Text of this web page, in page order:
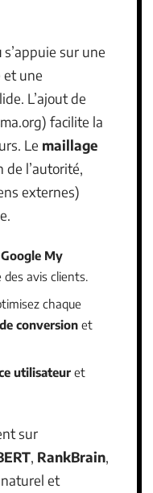
s’appuie sur une
et une
L’ajout de
facilite la
Le maillage
de l’autorité,
externes)
Google My
avis clients.
chaque
conversion et
utilisateur et
sur
, RankBrain,
et